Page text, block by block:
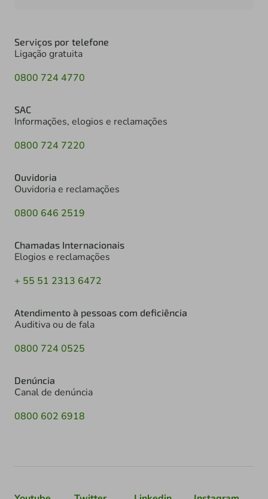
Serviços por telefone
Ligação gratuita
0800 724 4770
SAC
Informações, elogios e reclamações
0800 724 7220
Ouvidoria
Ouvidoria e reclamações
0800 646 2519
Chamadas Internacionais
Elogios e reclamações
+ 55 51 2313 6472
Atendimento à pessoas com deficiência
Auditiva ou de fala
0800 724 0525
Denúncia
Canal de denúncia
0800 602 6918